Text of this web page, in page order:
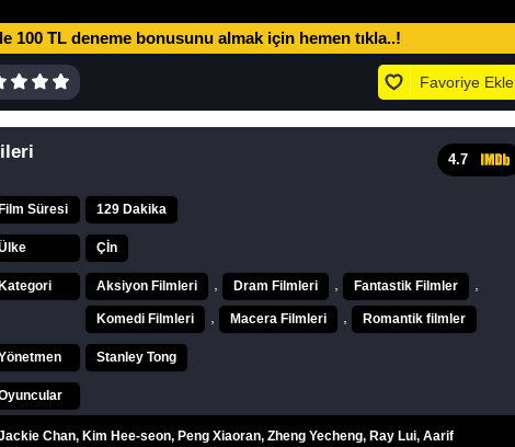
100 TL deneme bonusunu almak için hemen tıkla..!
Favoriye Ekle
4.7
Süresi 129 Dakika
Çİn
Aksiyon Filmleri Dram Filmleri Fantastik Filmler
Komedi Filmleri Macera Filmleri Romantik filmler
Stanley Tong
Chan, Kim Hee-seon, Peng Xiaoran, Zheng Yecheng, Ray Lui, Aarif